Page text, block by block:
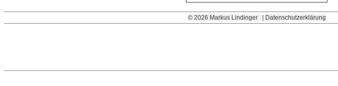
© 2026 Markus Lindinger Datenschutzerklärung